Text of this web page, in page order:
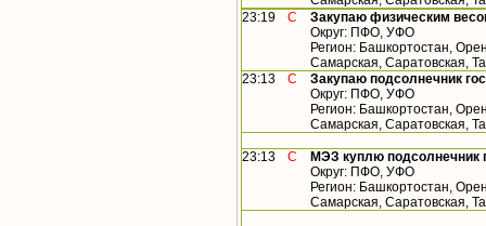
23:19
С
Закупаю физическим
Округ: ПФО, УФО
Регион: Башкортостан,
Самарская, Саратовская,
23:13
С
Закупаю подсолнечник
Округ: ПФО, УФО
Регион: Башкортостан,
Самарская, Саратовская,
23:13 С
МЭЗ куплю подсолнечник
Округ: ПФО, УФО
Регион: Башкортостан,
Самарская, Саратовская,